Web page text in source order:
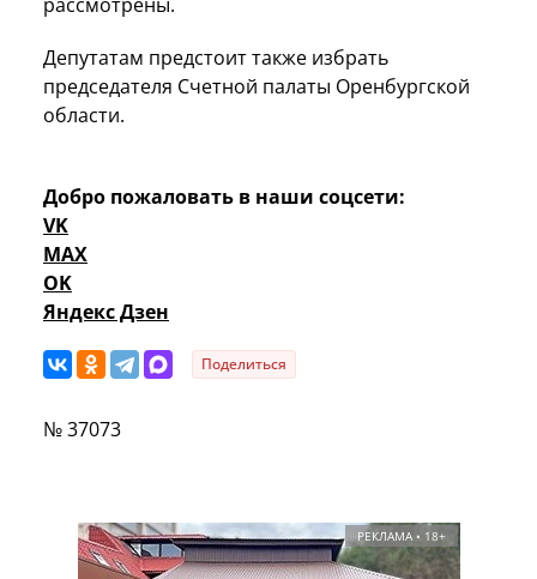
Депутатам предстоит также избрать
председателя Счетной палаты Оренбургской
области.
Добро пожаловать в наши соцсети:
VK
MAX
OK
Яндекс Дзен
Поделиться
№ 37073
РЕКЛАМА • 18+